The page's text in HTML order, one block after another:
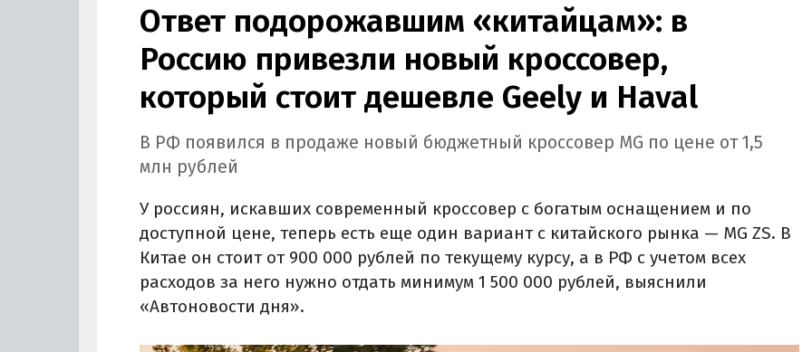
Ответ подорожавшим «китайцам»: в
Россию привезли новый кроссовер,
который стоит дешевле Geely и Haval
В РФ появился в продаже новый бюджетный кроссовер MG по цене от 1,5
млн рублей
У россиян, искавших современный кроссовер с богатым оснащением и по
доступной цене, теперь есть еще один вариант с китайского рынка — MG ZS. В
Китае он стоит от 900 000 рублей по текущему курсу, а в РФ с учетом всех
расходов за него нужно отдать минимум 1 500 000 рублей, выяснили
«Автоновости дня».